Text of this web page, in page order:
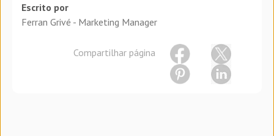
Escrito por
Ferran Grivé - Marketing Manager
Compartilhar página